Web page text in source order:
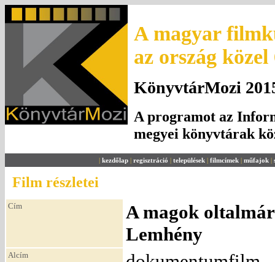
A magyar
az ország
KönyvtárMozi
A programot az
megyei könyvtárak
| kezdőlap | regisztráció | települések | filmcímek | műfajok |
Film részletei
Cím
A magok
Lemhény
Alcím